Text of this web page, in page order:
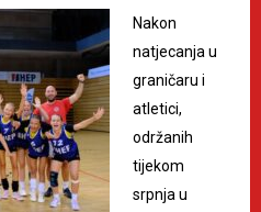
Nakon
natjecanja u
graničaru i
atletici,
održanih
tijekom
srpnja u